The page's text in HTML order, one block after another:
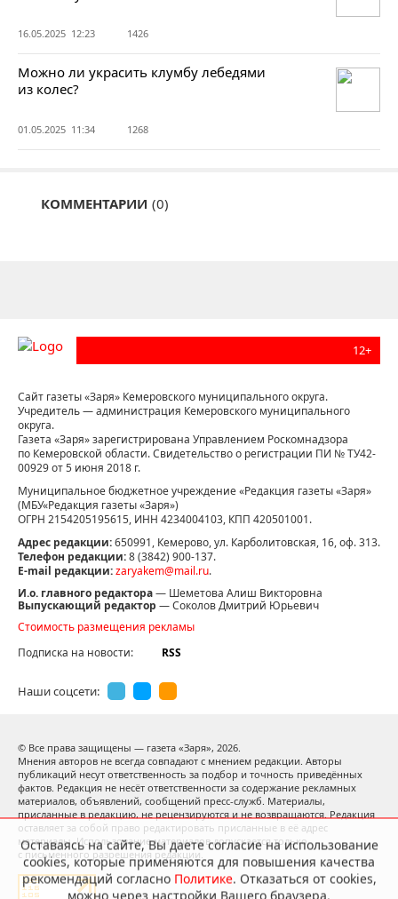
16.05.2025 12:23 1426
Можно ли украсить клумбу лебедями
из колес?
01.05.2025 11:34 1268
КОММЕНТАРИИ (0)
12+
Сайт газеты «Заря» Кемеровского муниципального округа.
Учредитель — администрация Кемеровского муниципального
округа.
Газета «Заря» зарегистрирована Управлением Роскомнадзора
по Кемеровской области. Свидетельство о регистрации ПИ № ТУ42-
00929 от 5 июня 2018 г.
Муниципальное бюджетное учреждение «Редакция газеты «Заря»
(МБУ«Редакция газеты «Заря»)
ОГРН 2154205195615, ИНН 4234004103, КПП 420501001.
Адрес редакции:650991, Кемерово, ул. Карболитовская, 16, оф. 313.
Телефон редакции:8 (3842) 900-137.
E-mail редакции:zaryakem@mail.ru.
И.о. главного редактора— Шеметова Алиш Викторовна
Выпускающий редактор — Соколов Дмитрий Юрьевич
Стоимость размещения рекламы
Подписка на новости:
RSS
Наши соцсети:
© Все права защищены — газета «Заря», 2026.
Мнения авторов не всегда совпадают с мнением редакции. Авторы
публикаций несут ответственность за подбор и точность приведённых
фактов. Редакция не несёт ответственности за содержание рекламных
материалов, объявлений, сообщений пресс-служб. Материалы,
присланные в редакцию, не рецензируются и не возвращаются. Редакция
оставляет за собой право редактировать присланные в её адрес
материалы. Использование материалов допускается только
с письменного разрешения редакции.
Оставаясь на сайте, Вы даете согласие на использование
cookies, которые применяются для повышения качества
рекомендаций согласно Политике. Отказаться от cookies,
можно через настройки Вашего браузера.